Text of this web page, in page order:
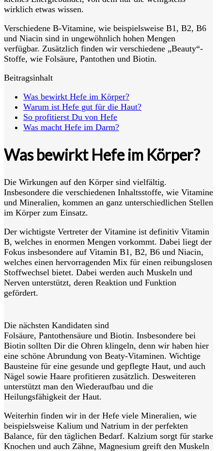
wirklich etwas wissen.
Verschiedene B-Vitamine, wie beispielsweise B1, B2, B6
und Niacin sind in ungewöhnlich hohen Mengen
verfügbar. Zusätzlich finden wir verschiedene „Beauty“-
Stoffe, wie Folsäure, Pantothen und Biotin.
Beitragsinhalt
Was bewirkt Hefe im Körper?
Warum ist Hefe gut für die Haut?
So profitierst Du von Hefe
Was macht Hefe im Darm?
Was bewirkt Hefe im Körper?
Die Wirkungen auf den Körper sind vielfältig.
Insbesondere die verschiedenen Inhaltsstoffe, wie Vitamine
und Mineralien, kommen an ganz unterschiedlichen Stellen
im Körper zum Einsatz.
Der wichtigste Vertreter der Vitamine ist definitiv Vitamin
B, welches in enormen Mengen vorkommt. Dabei liegt der
Fokus insbesondere auf Vitamin B1, B2, B6 und Niacin,
welches einen hervorragenden Mix für einen reibungslosen
Stoffwechsel bietet. Dabei werden auch Muskeln und
Nerven unterstützt, deren Reaktion und Funktion
gefördert.
Die nächsten Kandidaten sind
Folsäure, Pantothensäure und Biotin. Insbesondere bei
Biotin sollten Dir die Ohren klingeln, denn wir haben hier
eine schöne Abrundung von Beaty-Vitaminen. Wichtige
Bausteine für eine gesunde und gepflegte Haut, und auch
Nägel sowie Haare profitieren zusätzlich. Desweiteren
unterstützt man den Wiederaufbau und die
Heilungsfähigkeit der Haut.
Weiterhin finden wir in der Hefe viele Mineralien, wie
beispielsweise Kalium und Natrium in der perfekten
Balance, für den täglichen Bedarf. Kalzium sorgt für starke
Knochen und auch Zähne, Magnesium greift den Muskeln